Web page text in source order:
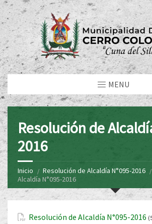
MENU
Resolución de
2016
Inicio Resolución de Alcaldía N°095-2016
Alcaldía N°095-2016
Resolución de Alcaldía N°095-2016